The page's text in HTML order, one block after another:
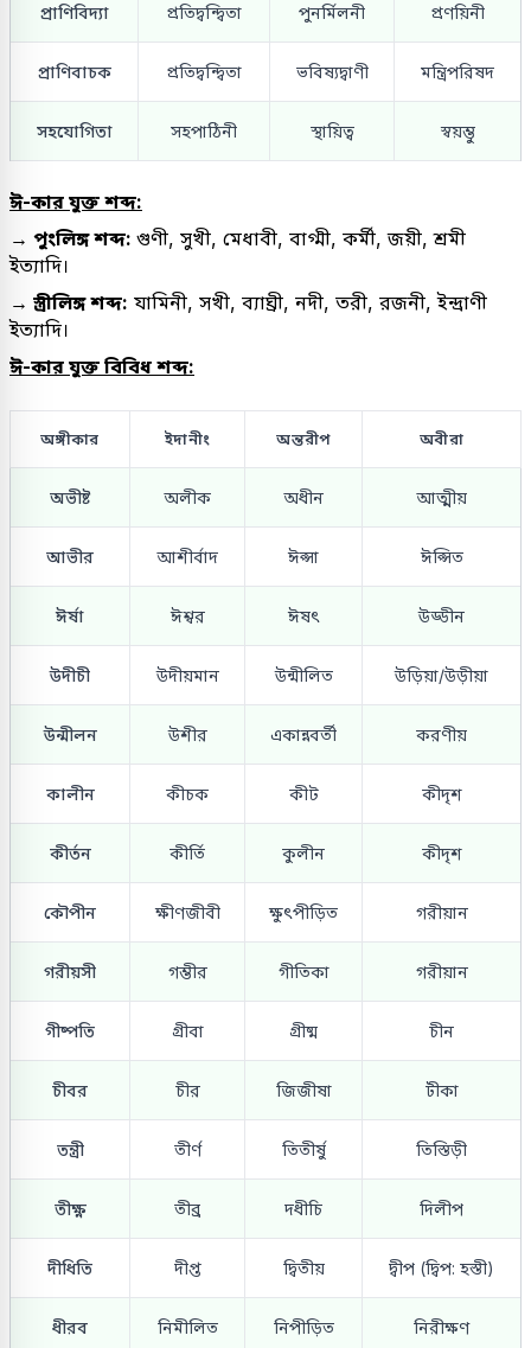
প্রাণিবিদ্যা প্রতিদ্বন্দ্বিতা পুনর্মিলনী প্রণয়িনী
প্রাণিবাচক প্রতিদ্বন্দ্বিতা ভবিষ্যদ্বাণী মন্ত্রিপরিষদ
সহযোগিতা সহপাঠিনী স্থায়িত্ব স্বয়ম্ভু
ঈ-কার যুক্ত শব্দ:
→ পুংলিঙ্গ শব্দ: গুণী, সুখী, মেধাবী, বাগ্মী, কর্মী, জয়ী, শ্রমী
ইত্যাদি।
→ স্ত্রীলিঙ্গ শব্দ: যামিনী, সখী, ব্যাঘ্রী, নদী, তরী, রজনী, ইন্দ্রাণী
ইত্যাদি।
ঈ-কার যুক্ত বিবিধ শব্দ:
অঙ্গীকার ইদানীং অন্তরীপ অবীরা
অভীষ্ট অলীক অধীন আত্মীয়
আভীর আশীর্বাদ ঈপ্সা ঈপ্সিত
ঈর্ষা ঈশ্বর ঈষৎ উড্ডীন
উদীচী উদীয়মান উন্মীলিত উড়িয়া/উড়ীয়া
উন্মীলন উশীর একান্নবর্তী করণীয়
কালীন কীচক কীট কীদৃশ
কীর্তন কীর্তি কুলীন কীদৃশ
কৌপীন ক্ষীণজীবী ক্ষুৎপীড়িত গরীয়ান
গরীয়সী গম্ভীর গীতিকা গরীয়ান
গীষ্পতি গ্রীবা গ্রীষ্ম চীন
চীবর চীর জিজীষা টীকা
তন্ত্রী তীর্ণ তিতীর্ষু তিস্তিড়ী
তীক্ষ্ণ তীব্র দধীচি দিলীপ
দীধিতি দীপ্ত দ্বিতীয় দ্বীপ (দ্বিপ: হস্তী)
ধীরব নিমীলিত নিপীড়িত নিরীক্ষণ